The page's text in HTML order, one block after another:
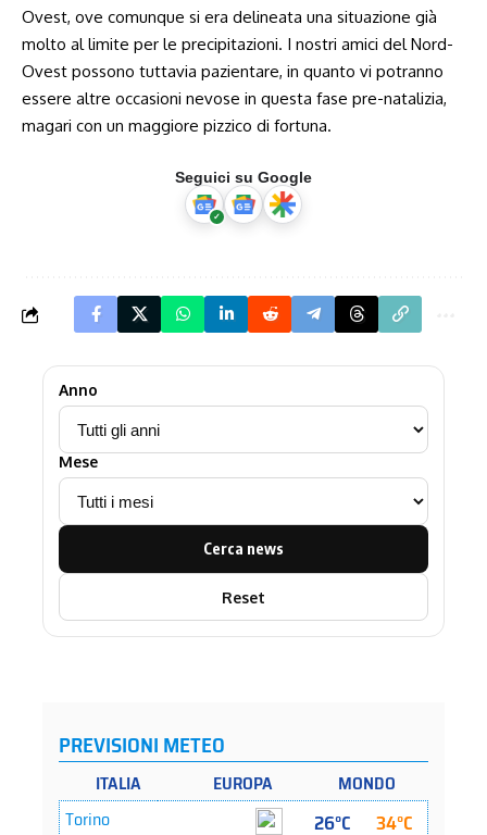
Ovest, ove comunque si era delineata una situazione già
molto al limite per le precipitazioni. I nostri amici del Nord-
Ovest possono tuttavia pazientare, in quanto vi potranno
essere altre occasioni nevose in questa fase pre-natalizia,
magari con un maggiore pizzico di fortuna.
Seguici su Google
Anno
Mese
Cerca news
Reset